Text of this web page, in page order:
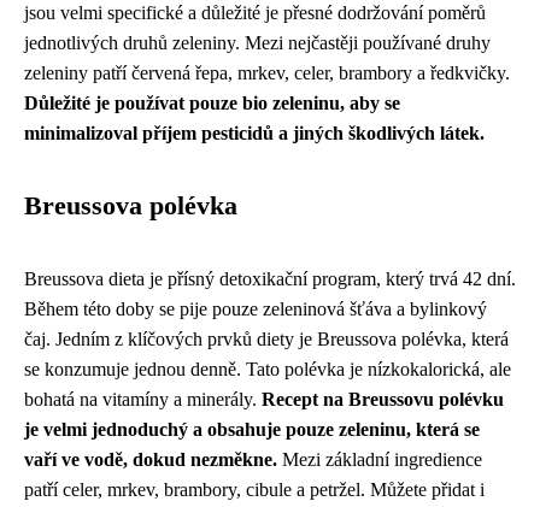
jsou velmi specifické a důležité je přesné dodržování poměrů
jednotlivých druhů zeleniny. Mezi nejčastěji používané druhy
zeleniny patří červená řepa, mrkev, celer, brambory a ředkvičky.
Důležité je používat pouze bio zeleninu, aby se
minimalizoval příjem pesticidů a jiných škodlivých látek.
Breussova polévka
Breussova dieta je přísný detoxikační program, který trvá 42 dní.
Během této doby se pije pouze zeleninová šťáva a bylinkový
čaj. Jedním z klíčových prvků diety je Breussova polévka, která
se konzumuje jednou denně. Tato polévka je nízkokalorická, ale
bohatá na vitamíny a minerály. Recept na Breussovu polévku
je velmi jednoduchý a obsahuje pouze zeleninu, která se
vaří ve vodě, dokud nezměkne. Mezi základní ingredience
patří celer, mrkev, brambory, cibule a petržel. Můžete přidat i